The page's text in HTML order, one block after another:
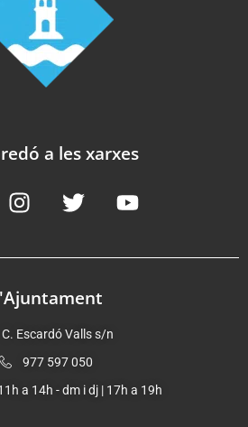
a les xarxes
C. Escardó Valls s/n
977 597 050
a 14h - dm i dj | 17h a 19h